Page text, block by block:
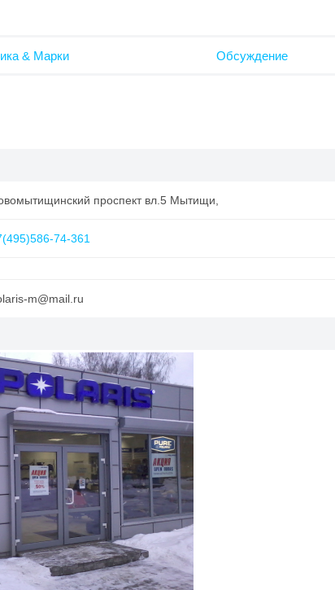
& Марки Обсуждение
проспект вл.5 Мытищи,
74-361
m@mail.ru